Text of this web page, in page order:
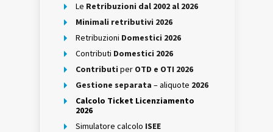
Le Retribuzioni dal 2002 al 2026
Minimali retributivi 2026
Retribuzioni Domestici 2026
Contributi Domestici 2026
Contributi per OTD e OTI 2026
Gestione separata – aliquote 2026
Calcolo Ticket Licenziamento
2026
Simulatore calcolo ISEE